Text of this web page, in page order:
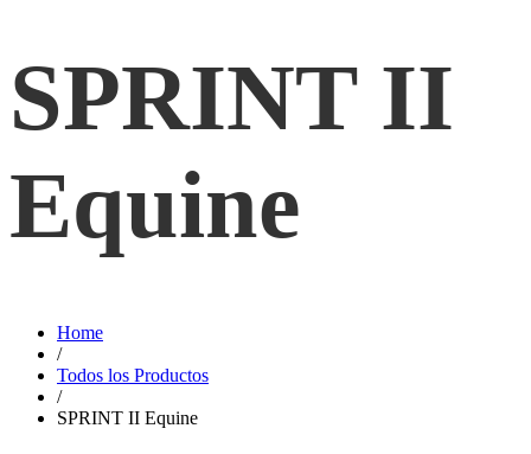
SPRINT II
Equine
Home
/
Todos los Productos
/
SPRINT II Equine